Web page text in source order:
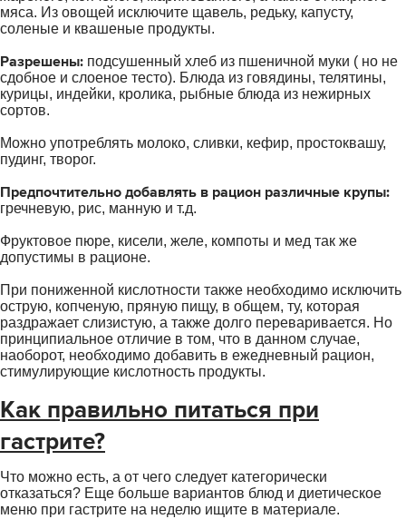
мяса. Из овощей исключите щавель, редьку, капусту,
соленые и квашеные продукты.
Разрешены: подсушенный хлеб из пшеничной муки ( но не
сдобное и слоеное тесто). Блюда из говядины, телятины,
курицы, индейки, кролика, рыбные блюда из нежирных
сортов.
Можно употреблять молоко, сливки, кефир, простоквашу,
пудинг, творог.
Предпочтительно добавлять в рацион различные крупы:
гречневую, рис, манную и т.д.
Фруктовое пюре, кисели, желе, компоты и мед так же
допустимы в рационе.
При пониженной кислотности также необходимо исключить
острую, копченую, пряную пищу, в общем, ту, которая
раздражает слизистую, а также долго переваривается. Но
принципиальное отличие в том, что в данном случае,
наоборот, необходимо добавить в ежедневный рацион,
стимулирующие кислотность продукты.
Как правильно питаться при
гастрите?
Что можно есть, а от чего следует категорически
отказаться? Еще больше вариантов блюд и диетическое
меню при гастрите на неделю ищите в материале.